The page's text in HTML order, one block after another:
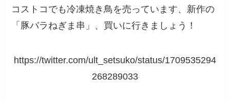
コストコでも冷凍焼き鳥を売っています、新作の
「豚バラねぎま串」、買いに行きましょう！
https://twitter.com/ult_setsuko/status/1709535294
268289033